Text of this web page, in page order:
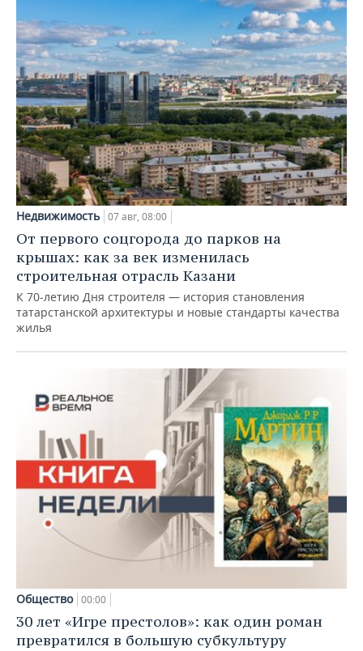
Недвижимость 07 авг, 08:00
От первого соцгорода до парков на
крышах: как за век изменилась
строительная отрасль Казани
К 70-летию Дня строителя — история становления
татарстанской архитектуры и новые стандарты качества
жилья
Общество 00:00
30 лет «Игре престолов»: как один роман
превратился в большую субкультуру